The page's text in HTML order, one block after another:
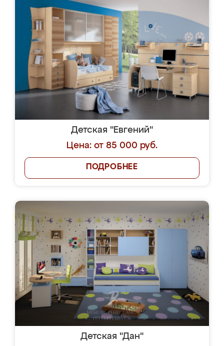
Детская "Евгений"
Цена: от 85 000 руб.
ПОДРОБНЕЕ
Детская "Дан"